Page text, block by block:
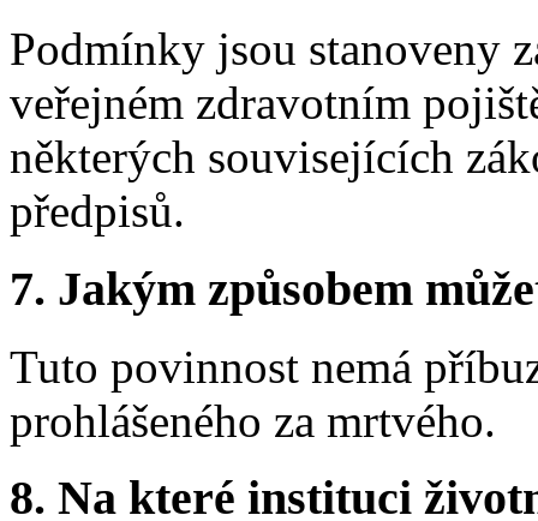
Podmínky jsou stanoveny
veřejném zdravotním
některých souvisejících
předpisů.
7. Jakým způsobem
Tuto povinnost nemá
prohlášeného za mrtvého.
8. Na které instituci